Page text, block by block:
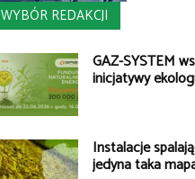
WYBÓR REDAKCJI
GAZ-SYSTEM
inicjatywy
Instalacje
jedyna taka